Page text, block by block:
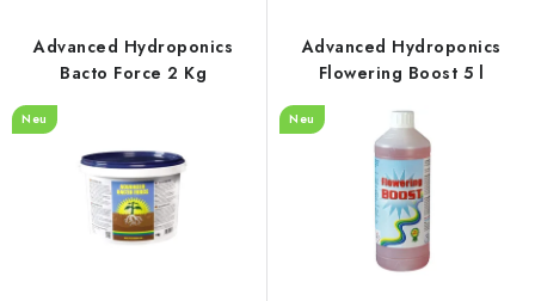
P
r
o
r
Advanced Hydroponics
Bacto Force 2 Kg
Neu
Advanced Hydroponics
Flowering Boost 5 l
Neu